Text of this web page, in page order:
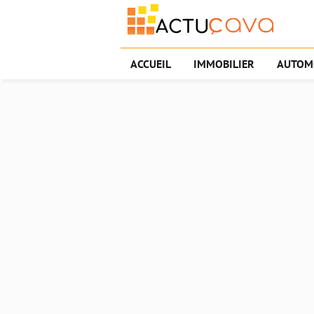
ACCUEIL IMMOBILIER